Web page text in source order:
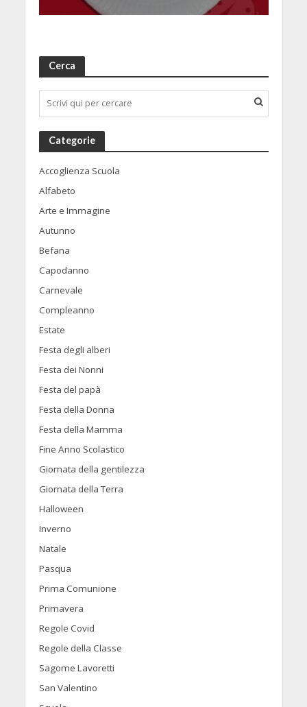
Cerca
Categorie
Accoglienza Scuola
Alfabeto
Arte e Immagine
Autunno
Befana
Capodanno
Carnevale
Compleanno
Estate
Festa degli alberi
Festa dei Nonni
Festa del papà
Festa della Donna
Festa della Mamma
Fine Anno Scolastico
Giornata della gentilezza
Giornata della Terra
Halloween
Inverno
Natale
Pasqua
Prima Comunione
Primavera
Regole Covid
Regole della Classe
Sagome Lavoretti
San Valentino